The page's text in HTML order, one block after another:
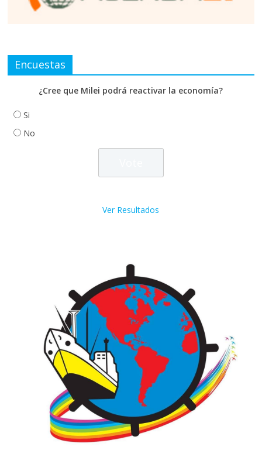
Encuestas
¿Cree que Milei podrá reactivar la economía?
Si
No
Ver Resultados